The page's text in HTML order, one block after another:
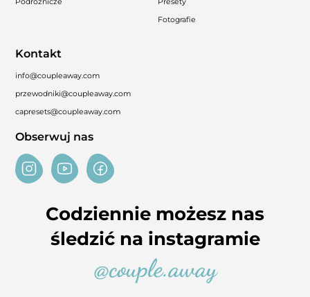
Podróżnicze
Presety
Fotografie
Kontakt
info@coupleaway.com
przewodniki@coupleaway.com
capresets@coupleaway.com
Obserwuj nas
Codziennie możesz nas
śledzić na instagramie
@couple.away